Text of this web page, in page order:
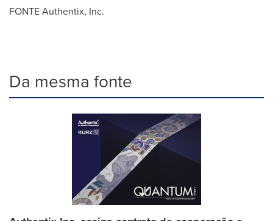
FONTE Authentix, Inc.
Da mesma fonte